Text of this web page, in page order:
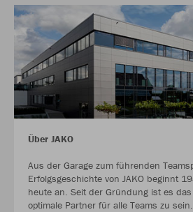
Über JAKO
Aus der Garage zum führenden
Erfolgsgeschichte von JAKO beginnt
heute an. Seit der Gründung ist es das
optimale Partner für alle Teams zu